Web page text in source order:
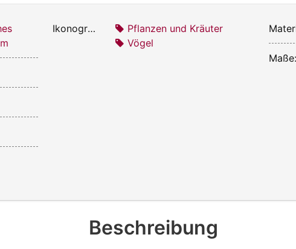
Ikonografie:
Pflanzen und Kräuter
Vögel
Maße:
Beschreibung